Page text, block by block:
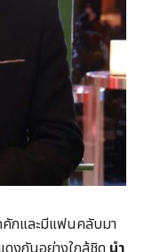
คักและมีแฟนคลับมา